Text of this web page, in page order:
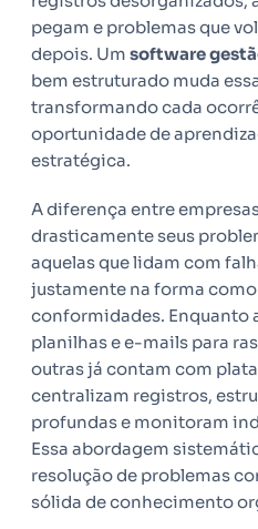
pegam e problemas que
depois. Um software
bem estruturado muda
transformando cada
oportunidade de
estratégica.
A diferença entre
drasticamente seus
aquelas que lidam com
justamente na forma
conformidades. Enquanto
planilhas e e-mails para
outras já contam com
centralizam registros,
profundas e monitoram
Essa abordagem
resolução de problemas
sólida de conhecimento